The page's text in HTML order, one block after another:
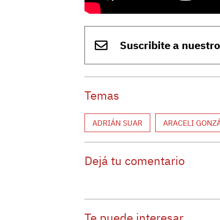
Suscribite a
Temas
ADRIÁN SUAR ARACELI
Dejá tu comentario